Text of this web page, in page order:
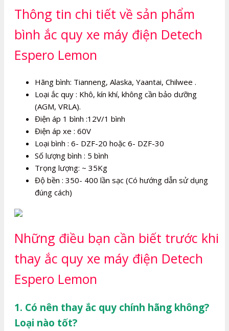
Thông tin chi tiết về sản phẩm
bình ắc quy xe máy điện Detech
Espero Lemon
Hãng bình: Tianneng, Alaska, Yaantai, Chilwee .
Loại ắc quy : Khô, kín khí, không cần bảo dưỡng
(AGM, VRLA).
Điện áp 1 bình :12V/1 bình
Điện áp xe : 60V
Loại bình : 6- DZF-20 hoặc 6- DZF-30
Số lượng bình : 5 bình
Trọng lượng: ~ 35Kg
Độ bền : 350- 400 lần sạc (Có hướng dẫn sử dụng
đúng cách)
Những điều bạn cần biết trước khi
thay ắc quy xe máy điện Detech
Espero Lemon
1. Có nên thay ắc quy chính hãng không?
Loại nào tốt?